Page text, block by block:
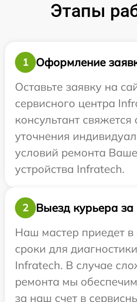
Этапы
1
Оформление
Оставьте заявку на
сервисного центра
консультант
уточнения
условий ремонта
устройства Infratech.
2
Выезд курьера за
Наш мастер приедет
сроки для
Infratech. В случае
ремонта мы
за наш счет в